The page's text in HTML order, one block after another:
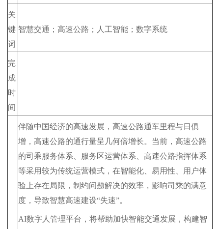
关
键
词
智慧交通；高速公路；人工智能；数字系统
完
成
时
间
伴随中国经济的高速发展，高速公路通车里程与日俱
增，高速公路的通行量呈几何倍增长。当前，高速公路
的司乘服务体系、服务区运营体系、高速公路指挥体系
等采用较为传统运营模式，在智能化、易用性、用户体
验上存在局限，制约问题解决的效率，影响司乘的满意
度，导致智慧高速建设“失速”。
AI数字人管理平台，将帮助加快智能交通发展，构建智